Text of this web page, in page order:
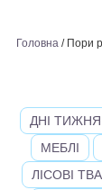
Головна / Пори
ДНІ ТИЖНЯ
МЕБЛІ
ЛІСОВІ